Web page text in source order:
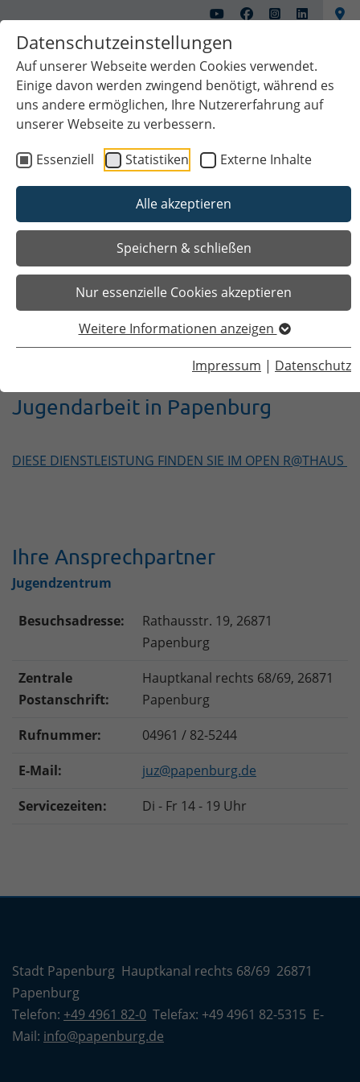
Datenschutzeinstellungen
Auf unserer Webseite werden Cookies verwendet.
Einige davon werden zwingend benötigt, während es
uns andere ermöglichen, Ihre Nutzererfahrung auf
unserer Webseite zu verbessern.
Essenziell
Statistiken Externe Inhalte
Alle akzeptieren
Speichern & schließen
Nur essenzielle Cookies akzeptieren
Weitere Informationen anzeigen
Impressum | Datenschutz
Das Wichtigste auf einen Blick
Startseite Bürgerservice
Dienstleistungen
Jugendarbeit in Papenburg
Jugendarbeit in Papenburg
DIESE DIENSTLEISTUNG FINDEN SIE IM OPEN R@THAUS
Ihre Ansprechpartner
Jugendzentrum
Besuchsadresse:
Rathausstr. 19, 26871
Papenburg
Zentrale
Postanschrift:
Hauptkanal rechts 68/69, 26871
Papenburg
Rufnummer:
04961 / 82-5244
E-Mail:
juz@papenburg.de
Servicezeiten:
Di - Fr 14 - 19 Uhr
Stadt Papenburg Hauptkanal rechts 68/69 26871
Papenburg
Telefon: +49 4961 82-0 Telefax: +49 4961 82-5315 E-
Mail: info@papenburg.de